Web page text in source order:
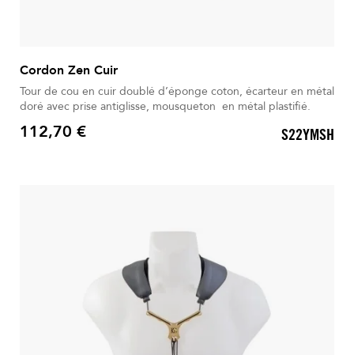
Cordon Zen Cuir
Tour de cou en cuir doublé d’éponge coton, écarteur en métal
doré avec prise antiglisse, mousqueton en métal plastifié.
Prix
112,70 € S22YMSH